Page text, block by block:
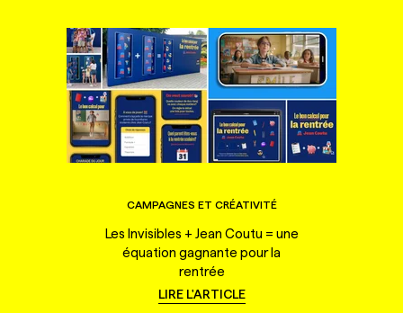
CAMPAGNES ET CRÉATIVITÉ
Les Invisibles + Jean Coutu = une
équation gagnante pour la
rentrée
LIRE L'ARTICLE